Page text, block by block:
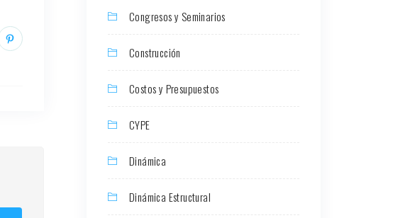
Congresos y Seminarios
Construcción
Costos y Presupuestos
CYPE
Dinámica
Dinámica Estructural